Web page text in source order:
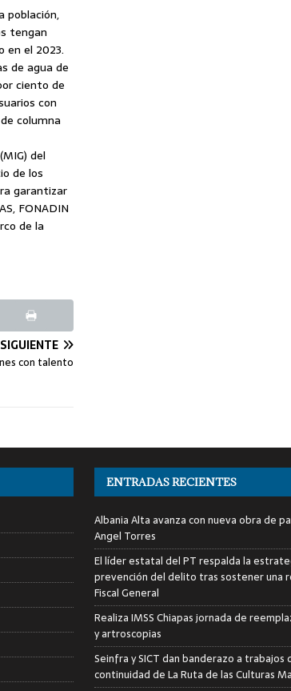
población,
tengan
en el 2023.
de agua de
ciento de
con
columna
del
de los
garantizar
FONADIN
de la
SIGUIENTE
con talento
ENTRADAS RECIENTES
Albania Alta avanza con nueva obra de
Angel Torres
El líder estatal del PT respalda la
prevención del delito tras sostener una
Fiscal General
Realiza IMSS Chiapas jornada de
y artroscopias
Seinfra y SICT dan banderazo a trabajos
continuidad de La Ruta de las Culturas